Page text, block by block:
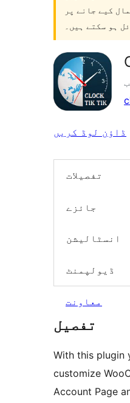
کیے جانے پر
ہو سکتے ہیں۔
ڈاؤن لوڈ کریں
تفصیلات
جائزے
انسٹالیشن
ڈیولپمنٹ
معاونت
تفصیل
With this plugin
customize
Account Page